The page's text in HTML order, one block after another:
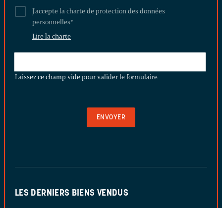
J'accepte la charte de protection des données
personnelles*
Lire la charte
CHAMP
Laissez ce champ vide pour valider le formulaire
LES DERNIERS BIENS VENDUS